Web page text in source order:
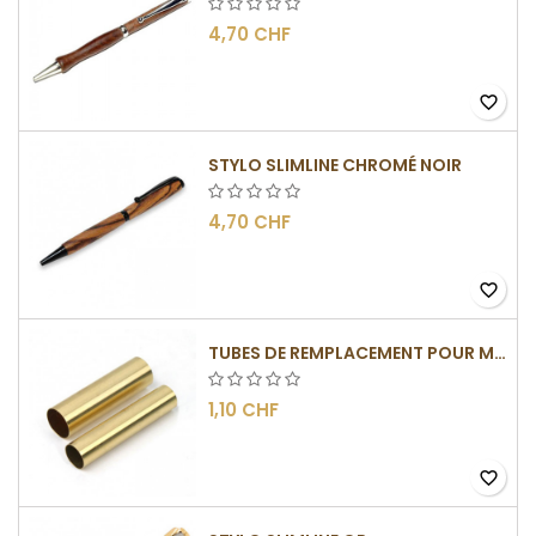
4,70 CHF
favorite_border
STYLO SLIMLINE CHROMÉ NOIR
4,70 CHF
favorite_border
TUBES DE REMPLACEMENT POUR MÉCANISME SLIMLINE
1,10 CHF
favorite_border